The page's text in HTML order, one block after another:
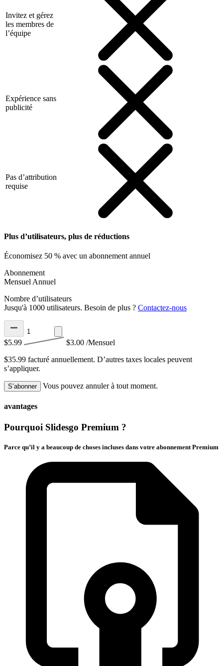
Invitez et gérez
les membres de
l’équipe
Expérience sans
publicité
Pas d’attribution
requise
Plus d’utilisateurs, plus de réductions
Économisez 50 % avec un abonnement annuel
Abonnement
Mensuel Annuel
Nombre d’utilisateurs
Jusqu'à 1000 utilisateurs. Besoin de plus ? Contactez-nous
$5.99 $3.00 /Mensuel
$35.99 facturé annuellement. D’autres taxes locales peuvent
s’appliquer.
S’abonner Vous pouvez annuler à tout moment.
avantages
Pourquoi Slidesgo Premium ?
Parce qu’il y a beaucoup de choses incluses dans votre abonnement Premium